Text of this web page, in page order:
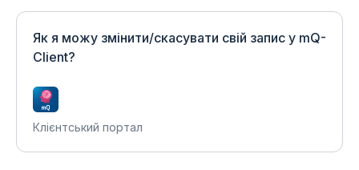
Як я можу змінити/скасувати свій запис у mQ-
Client?
Клієнтський портал